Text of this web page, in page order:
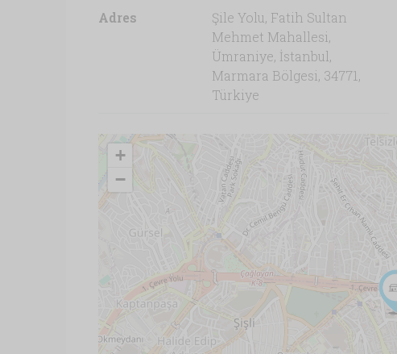
Adres
Şile Yolu, Fatih Sultan
Mehmet Mahallesi,
Ümraniye, İstanbul,
Marmara Bölgesi, 34771,
Türkiye
+
−